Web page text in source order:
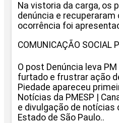
Na vistoria da carga, os
denúncia e
ocorrência foi
COMUNICAÇÃO SOCIAL
O post Denúncia leva
furtado e frustrar ação
Piedade apareceu
Notícias da PMESP |
e divulgação de notícias
Estado de São Paulo..